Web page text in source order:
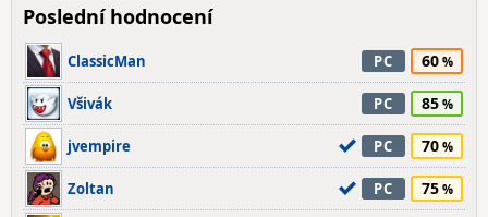
Poslední hodnocení
ClassicMan PC 60
Všivák PC 85
jvempire PC 70
Zoltan PC 75